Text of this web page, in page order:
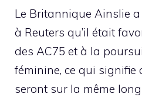
Le Britannique Ainslie
à Reuters qu’il était
des AC75 et à la
féminine, ce qui signifie
seront sur la même